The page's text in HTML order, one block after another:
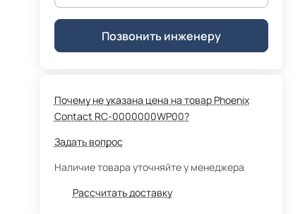
Позвонить инженеру
Почему не указана цена на товар Phoenix
Contact RC-0000000WP00?
Задать вопрос
Наличие товара уточняйте у менеджера
Рассчитать доставку